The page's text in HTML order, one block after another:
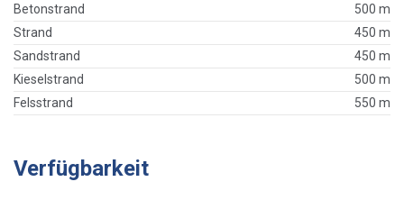
Betonstrand
500 m
Strand
450 m
Sandstrand
450 m
Kieselstrand
500 m
Felsstrand
550 m
Verfügbarkeit